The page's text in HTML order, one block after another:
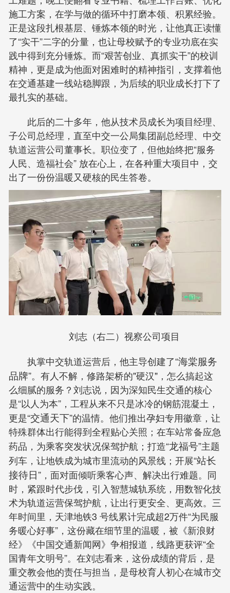
施工方案，在学与做的循环中打磨本领、积累经验。
正是这段扎根基层、锤炼本领的时光，让他真正读懂
了“实干”二字的分量，也让母校赋予的专业功底在实
践中得到充分锤炼。而“艰苦创业、真抓实干”的校训
精神，更是成为他面对困难时的精神指引，支撑着他
在交通基建一线站稳脚跟，为后续的职业成长打下了
最扎实的基础。
此后的二十多年，他从技术员成长为项目经理、
子公司总经理，直至中交一公局集团副总经理、中交
轨道运营公司董事长。职位变了，但他始终把“服务
人民、造福社会” 放在心上，在各种重大项目中，交
出了一份份温暖又硬核的民生答卷。
刘志（右二）视察公司项目
执掌中交轨道运营后，他主导创建了“海棠服务
品牌”。有人不解，修路架桥的"硬汉"，怎么搞起这
么细腻的服务？刘志说，因为深知民生交通的核心
是“以人为本”，工程从来不只是冰冷的钢筋混凝土，
更是“交通天下”的温情。他们推出孕妇专用徽章，让
特殊群体出行能得到全程贴心关照；在车站常备应急
药品，为乘客突发状况保驾护航；打造“龙福号”主题
列车，让地铁成为城市里流动的风景线；开展“站长
接待日”，面对面倾听乘客心声、解决出行难题。同
时，紧跟时代步伐，引入智慧城轨系统，用数智化技
术为轨道运营保驾护航，让出行更安全、更高效。三
年时间里，天津地铁3 号线累计完成超2万件“为民服
务暖心好事”，这份藏在细节里的温暖，被《新浪财
经》《中国交通新闻网》争相报道，线路更获评“全
国青年文明号”。在刘志看来，这份成绩的背后，是
重交教会他的责任与担当，是母校育人初心在城市交
通运营中的生动实践。